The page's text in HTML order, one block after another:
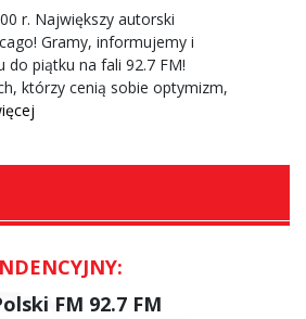
r. Największy autorski
Gramy, informujemy i
do piątku na fali 92.7 FM!
którzy cenią sobie optymizm,
FM 92.7 FM